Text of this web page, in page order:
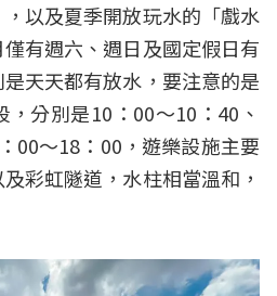
以及夏季開放玩水的「戲水
有週六、週日及國定假日有
天天都有放水，要注意的是
分別是10：00～10：40、
00～18：00，遊樂設施主要
彩虹隧道，水柱相當溫和，